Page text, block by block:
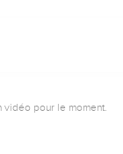
pour le moment.